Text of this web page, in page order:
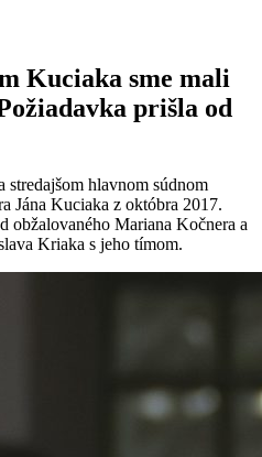
Kuciaka sme mali
prišla od
stredajšom hlavnom súdnom
Jána Kuciaka z októbra 2017.
obžalovaného Mariana Kočnera a
Kriaka s jeho tímom.